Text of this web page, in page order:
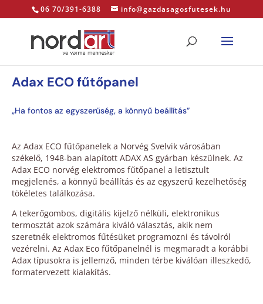
06 70/391-6388 info@gazdasagosfutesek.hu
Adax ECO fűtőpanel
„Ha fontos az egyszerűség, a könnyű beállítás”
Az Adax ECO fűtőpanelek a Norvég Svelvik városában
székelő, 1948-ban alapított ADAX AS gyárban készülnek. Az
Adax ECO norvég elektromos fűtőpanel a letisztult
megjelenés, a könnyű beállítás és az egyszerű kezelhetőség
tökéletes találkozása.
A tekerőgombos, digitális kijelző nélküli, elektronikus
termosztát azok számára kiváló választás, akik nem
szeretnék elektromos fűtésüket programozni és távolról
vezérelni. Az Adax Eco fűtőpanelnél is megmaradt a korábbi
Adax típusokra is jellemző, minden térbe kiválóan illeszkedő,
formatervezett kialakítás.